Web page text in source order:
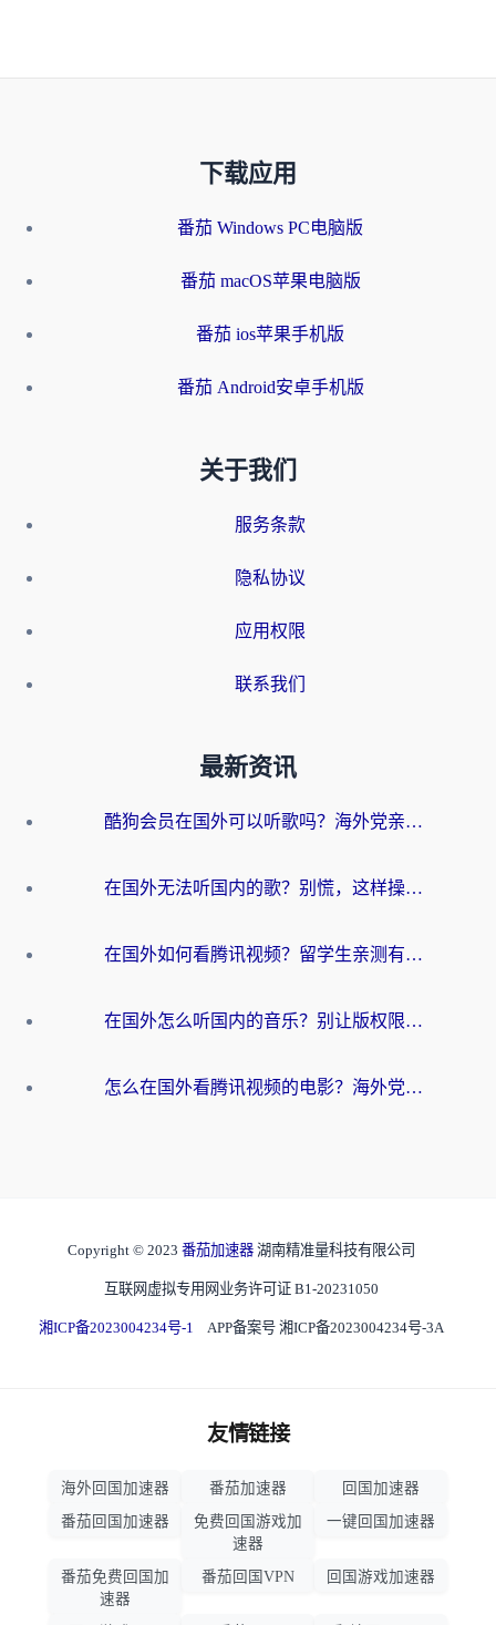
下载应用
番茄 Windows PC电脑版
番茄 macOS苹果电脑版
番茄 ios苹果手机版
番茄 Android安卓手机版
关于我们
服务条款
隐私协议
应用权限
联系我们
最新资讯
酷狗会员在国外可以听歌吗？海外党亲测有效：3步解决音乐权限难题
在国外无法听国内的歌？别慌，这样操作就能畅听QQ音乐（附亲测加速器推荐）
在国外如何看腾讯视频？留学生亲测有效的回国加速方案
在国外怎么听国内的音乐？别让版权限制断了你的华语歌单
怎么在国外看腾讯视频的电影？海外党亲测有效的回国加速指南
Copyright © 2023 番茄加速器 湖南精准量科技有限公司
互联网虚拟专用网业务许可证 B1-20231050
湘ICP备2023004234号-1 APP备案号 湘ICP备2023004234号-3A
友情链接
海外回国加速器 番茄加速器
回国加速器
番茄回国加速器
免费回国游戏加
速器
一键回国加速器
番茄免费回国加
速器
番茄回国VPN 回国游戏加速器